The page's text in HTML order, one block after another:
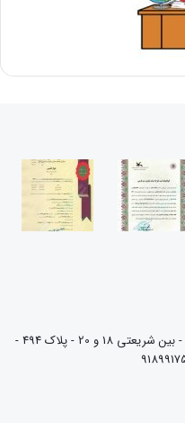
نشانی : مشهد - شهرک غرب - بلوار شریعتی - بین شریعتی 18 و 20 - پلاک 494 -